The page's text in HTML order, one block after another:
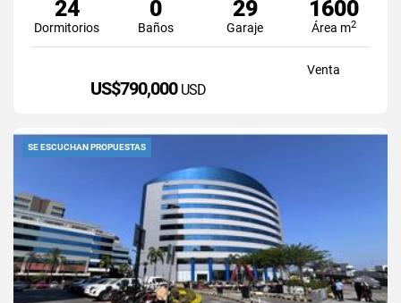
24
Dormitorios
0
Baños
29
Garaje
1600
Área m2
Venta
US$790,000 USD
SE ESCUCHAN PROPUESTAS